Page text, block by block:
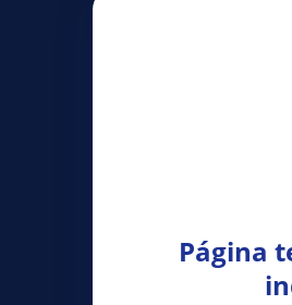
Página